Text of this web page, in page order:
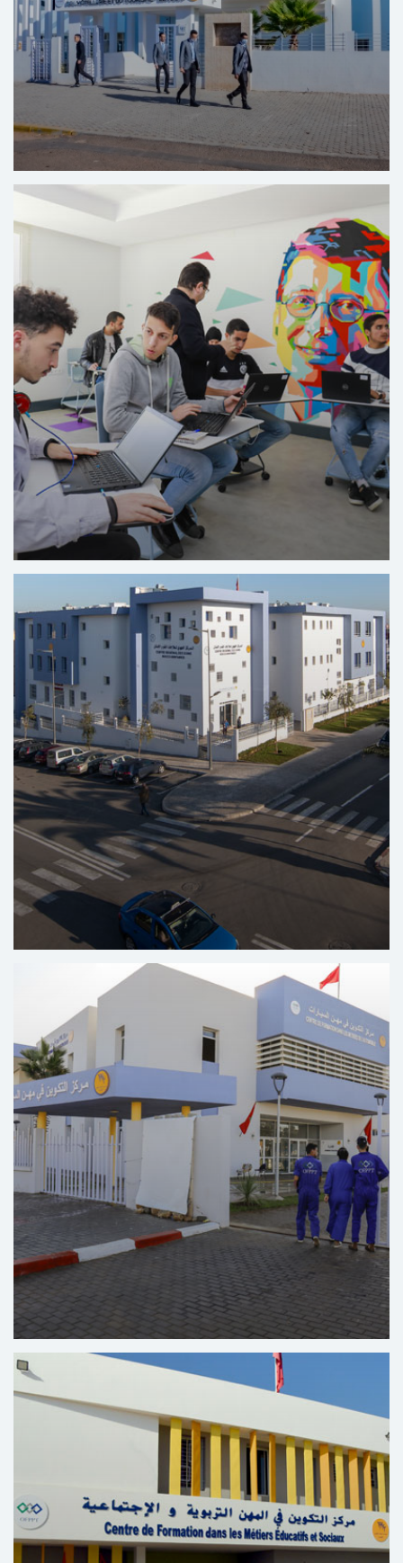
Centro de formación en los oficios de la hostelería
y del turismo de El Hank (Casablanca)
El Centro Solidario Digital Solicode de Tánger
Centro Regional de Salud Bucodental Al Massira
Centro Formativo de Automoción Bir Rami – Kénitra